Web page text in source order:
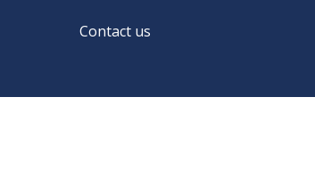
Contact us